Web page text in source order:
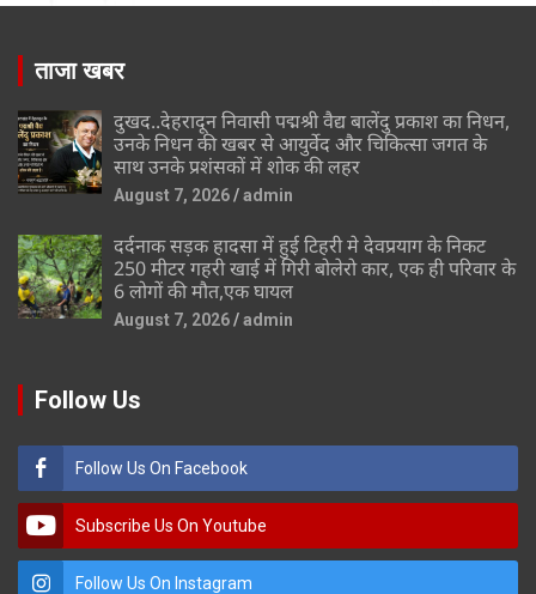
ताजा खबर
दुखद..देहरादून निवासी पद्मश्री वैद्य बालेंदु प्रकाश का निधन,
उनके निधन की खबर से आयुर्वेद और चिकित्सा जगत के
साथ उनके प्रशंसकों में शोक की लहर
August 7, 2026 admin
दर्दनाक सड़क हादसा में हुई टिहरी मे देवप्रयाग के निकट
250 मीटर गहरी खाई में गिरी बोलेरो कार, एक ही परिवार के
6 लोगों की मौत,एक घायल
August 7, 2026 admin
Follow Us
Follow Us On Facebook
Subscribe Us On Youtube
Follow Us On Instagram